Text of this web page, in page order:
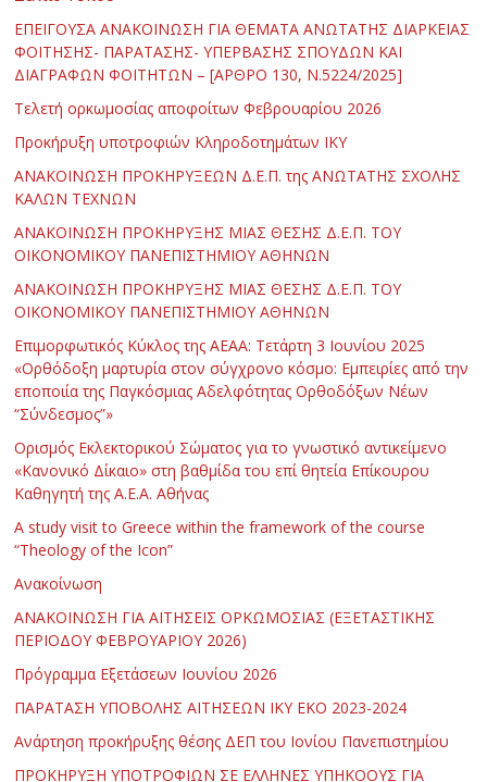
ΕΠΕΙΓΟΥΣΑ ΑΝΑΚΟΙΝΩΣΗ ΓΙΑ ΘΕΜΑΤΑ ΑΝΩΤΑΤΗΣ ΔΙΑΡΚΕΙΑΣ
ΦΟΙΤΗΣΗΣ- ΠΑΡΑΤΑΣΗΣ- ΥΠΕΡΒΑΣΗΣ ΣΠΟΥΔΩΝ ΚΑΙ
ΔΙΑΓΡΑΦΩΝ ΦΟΙΤΗΤΩΝ – [ΑΡΘΡΟ 130, Ν.5224/2025]
Τελετή ορκωμοσίας αποφοίτων Φεβρουαρίου 2026
Προκήρυξη υποτροφιών Κληροδοτημάτων ΙΚΥ
ΑΝΑΚΟΙΝΩΣΗ ΠΡΟΚΗΡΥΞΕΩΝ Δ.Ε.Π. της ΑΝΩΤΑΤΗΣ ΣΧΟΛΗΣ
ΚΑΛΩΝ ΤΕΧΝΩΝ
ΑΝΑΚΟΙΝΩΣΗ ΠΡΟΚΗΡΥΞΗΣ ΜΙΑΣ ΘΕΣΗΣ Δ.Ε.Π. ΤΟΥ
ΟΙΚΟΝΟΜΙΚΟΥ ΠΑΝΕΠΙΣΤΗΜΙΟΥ ΑΘΗΝΩΝ
ΑΝΑΚΟΙΝΩΣΗ ΠΡΟΚΗΡΥΞΗΣ ΜΙΑΣ ΘΕΣΗΣ Δ.Ε.Π. ΤΟΥ
ΟΙΚΟΝΟΜΙΚΟΥ ΠΑΝΕΠΙΣΤΗΜΙΟΥ ΑΘΗΝΩΝ
Επιμορφωτικός Κύκλος της ΑΕΑΑ: Τετάρτη 3 Ιουνίου 2025
«Ορθόδοξη μαρτυρία στον σύγχρονο κόσμο: Εμπειρίες από την
εποποιία της Παγκόσμιας Αδελφότητας Ορθοδόξων Νέων
“Σύνδεσμος”»
Ορισμός Εκλεκτορικού Σώματος για το γνωστικό αντικείμενο
«Κανονικό Δίκαιο» στη βαθμίδα του επί θητεία Επίκουρου
Καθηγητή της Α.Ε.Α. Αθήνας
Α study visit to Greece within the framework of the course
“Theology of the Icon”
Ανακοίνωση
ΑΝΑΚΟΙΝΩΣΗ ΓΙΑ ΑΙΤΗΣΕΙΣ ΟΡΚΩΜΟΣΙΑΣ (ΕΞΕΤΑΣΤΙΚΗΣ
ΠΕΡΙΟΔΟΥ ΦΕΒΡΟΥΑΡΙΟΥ 2026)
Πρόγραμμα Εξετάσεων Ιουνίου 2026
ΠΑΡΑΤΑΣΗ ΥΠΟΒΟΛΗΣ ΑΙΤΗΣΕΩΝ ΙΚΥ ΕΚΟ 2023-2024
Ανάρτηση προκήρυξης θέσης ΔΕΠ του Ιονίου Πανεπιστημίου
ΠΡΟΚΗΡΥΞΗ ΥΠΟΤΡΟΦΙΩΝ ΣΕ ΕΛΛΗΝΕΣ ΥΠΗΚΟΟΥΣ ΓΙΑ